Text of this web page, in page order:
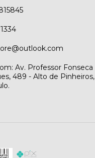
Av. Professor Fonseca
489 - Alto de Pinheiros,